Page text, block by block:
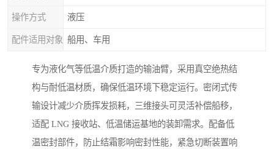
操作方式 液压
配件适用对象 船用、车用
专为液化气等低温介质打造的输油臂，采用真空绝热结
构与耐低温材质，确保低温环境下稳定运行。密闭式传
输设计减少介质挥发损耗，三维接头可灵活补偿船移，
适配 LNG 接收站、低温储运基地的装卸需求。配备低
温密封部件，防止结霜影响密封性能，紧急切断装置响